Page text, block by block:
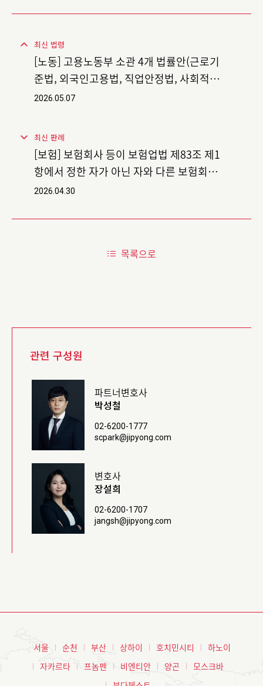
최신 법령
[노동] 고용노동부 소관 4개 법률안(근로기
준법, 외국인고용법, 직업안정법, 사회적기
업법) 국회 의결
2026.05.07
최신 판례
[보험] 보험회사 등이 보험업법 제83조 제1
항에서 정한 자가 아닌 자와 다른 보험회사
등에 소속된 보험설계사에게 보험 모집 대
제1항의 손금에 삽입할 수 없다고 한 판결
2026.04.30
목록으로
관련 구성원
파트너변호사
박성철
02-6200-1777
scpark@jipyong.com
변호사
장설희
02-6200-1707
jangsh@jipyong.com
서울 순천 부산 상하이 호치민시티
하노이
자카르타
프놈펜 비엔티안 양곤
모스크바